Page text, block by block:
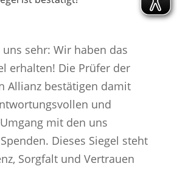
sehr: Wir haben das
erhalten! Die Prüfer der
Allianz bestätigen damit
und
mit den uns
Dieses Siegel steht
Sorgfalt und Vertrauen